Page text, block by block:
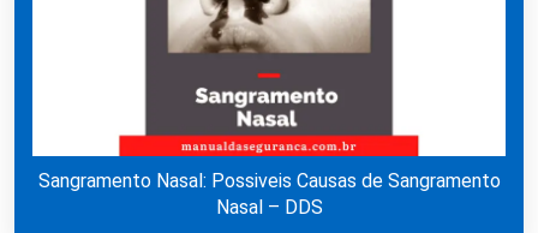
Sangramento Nasal: Possiveis Causas de Sangramento
Nasal – DDS